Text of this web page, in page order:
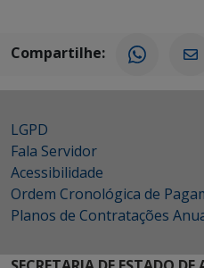
Compartilhe:
LGPD
Fala Servidor
Acessibilidade
Ordem Cronológica de
Planos de Contratações